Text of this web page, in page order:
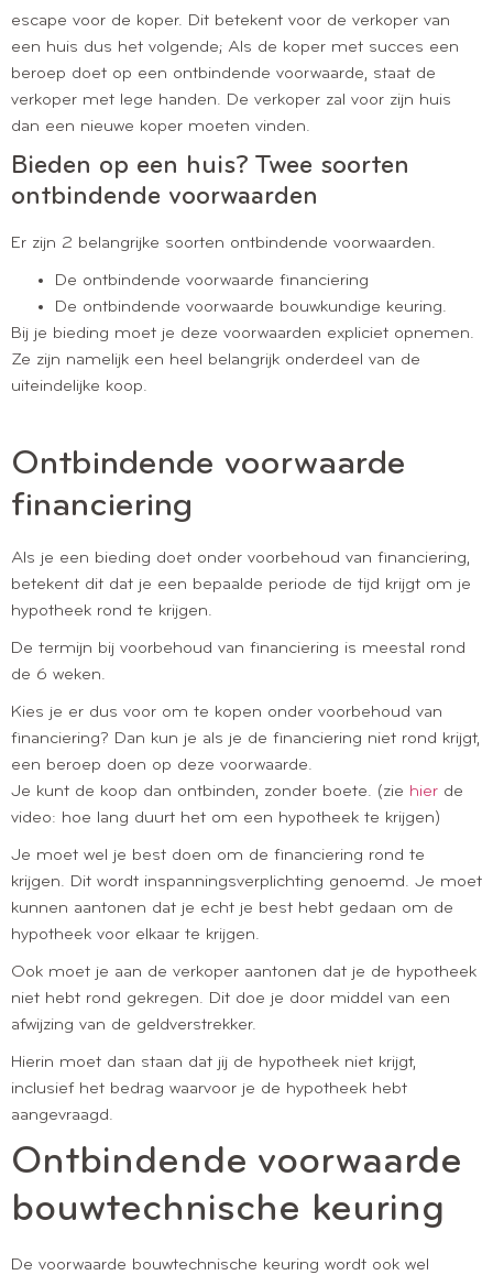
escape voor de koper. Dit betekent voor de verkoper van
een huis dus het volgende; Als de koper met succes een
beroep doet op een ontbindende voorwaarde, staat de
verkoper met lege handen. De verkoper zal voor zijn huis
dan een nieuwe koper moeten vinden.
Bieden op een huis? Twee soorten
ontbindende voorwaarden
Er zijn 2 belangrijke soorten ontbindende voorwaarden.
De ontbindende voorwaarde financiering
De ontbindende voorwaarde bouwkundige keuring.
Bij je bieding moet je deze voorwaarden expliciet opnemen.
Ze zijn namelijk een heel belangrijk onderdeel van de
uiteindelijke koop.
Ontbindende voorwaarde
financiering
Als je een bieding doet onder voorbehoud van financiering,
betekent dit dat je een bepaalde periode de tijd krijgt om je
hypotheek rond te krijgen.
De termijn bij voorbehoud van financiering is meestal rond
de 6 weken.
Kies je er dus voor om te kopen onder voorbehoud van
financiering? Dan kun je als je de financiering niet rond krijgt,
een beroep doen op deze voorwaarde.
Je kunt de koop dan ontbinden, zonder boete. (zie hier de
video: hoe lang duurt het om een hypotheek te krijgen)
Je moet wel je best doen om de financiering rond te
krijgen. Dit wordt inspanningsverplichting genoemd. Je moet
kunnen aantonen dat je echt je best hebt gedaan om de
hypotheek voor elkaar te krijgen.
Ook moet je aan de verkoper aantonen dat je de hypotheek
niet hebt rond gekregen. Dit doe je door middel van een
afwijzing van de geldverstrekker.
Hierin moet dan staan dat jij de hypotheek niet krijgt,
inclusief het bedrag waarvoor je de hypotheek hebt
aangevraagd.
Ontbindende voorwaarde
bouwtechnische keuring
De voorwaarde bouwtechnische keuring wordt ook wel